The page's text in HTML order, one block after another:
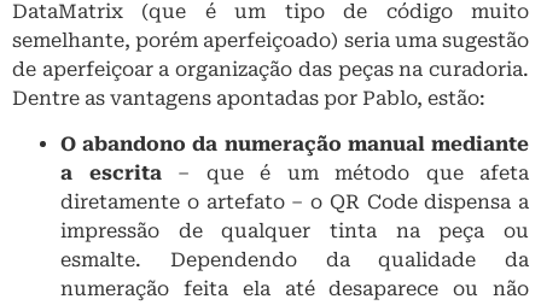
DataMatrix (que é um tipo de código muito
semelhante, porém aperfeiçoado) seria uma sugestão
de aperfeiçoar a organização das peças na curadoria.
Dentre as vantagens apontadas por Pablo, estão:
O abandono da numeração manual mediante
a escrita– que é um método que afeta
diretamente o artefato – o QR Code dispensa a
impressão de qualquer tinta na peça ou
esmalte. Dependendo da qualidade da
numeração feita ela até desaparece ou não